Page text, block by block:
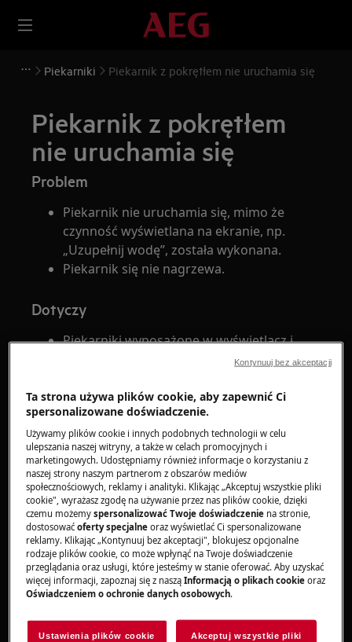
Piekarniki Piekarnik z pokrętłem nie uruchamia się
Piekarnik z pokrętłem
nie uruchamia się
Problem
Piekarnik nie uruchamia się, mimo że
czynność wyświetlana na ekranie, np.
„Uzupełnij wodę”, została wykonana.
Piekarnik się nie nagrzewa.
Dotyczy
Piekarniki wyposażone w wyświetlacz i
Rozwiązanie
Jeżeli piekarnik nie uruchamia się, mimo że
komunikaty na wyświetlaczu, takie jak
, zostały wykonane, problem
może wynikać z braku potwierdzenia ustawień
Ta strona używa plików cookie, aby zapewnić Ci
spersonalizowane doświadczenie.
Używamy plików cookie i innych podobnych technologii w celu
ulepszania naszej witryny, a także w celach promocyjnych i
marketingowych. Udostępniamy również informacje o korzystaniu z
naszej strony naszym partnerom z obszarów mediów
społecznościowych, reklamy i analityki. Klikając „Akceptuj wszystkie pliki
cookie", wyrażasz zgodę na używanie przez nas plików cookie, dzięki
czemu możemyspersonalizować Twoje doświadczenie na stronie,
dostosowaćoferty specjalne oraz wyświetlać Ci spersonalizowane
reklamy. Klikając „Kontynuuj bez akceptacji", blokujesz opcjonalne
rodzaje plików cookie, co może wpłynąć na Twoje doświadczenie
przeglądania oraz usługi, które jesteśmy w stanie oferować. Aby uzyskać
więcej informacji, zapoznaj się z nasząInformacją o plikach cookie oraz
Oświadczeniem o ochronie danych osobowych.
Ustawienia plików cookie
Akceptuj wszystkie pliki
Kontynuuj bez akceptacji